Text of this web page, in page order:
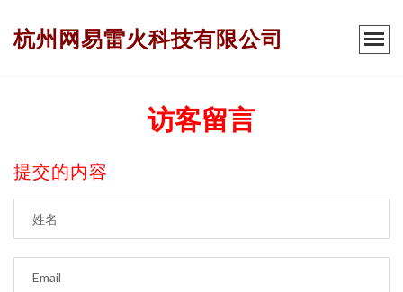
杭州网易雷火科技有限公司
访客留言
提交的内容